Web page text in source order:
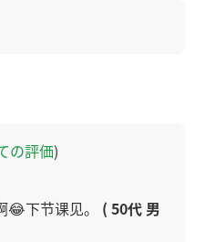
の評価)
下节课见。 ( 50代 男